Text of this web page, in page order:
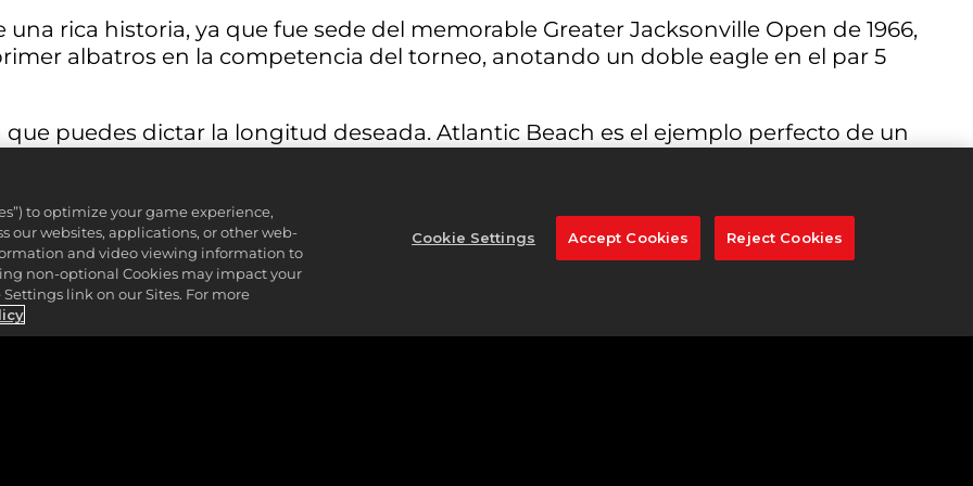
rica historia, ya que fue sede del memorable Greater Jacksonville Open de 1966,
albatros en la competencia del torneo, anotando un doble eagle en el par 5
puedes dictar la longitud deseada. Atlantic Beach es el ejemplo perfecto de un
5)
5, por su asociación con el legendario Nicklaus y el memorable golpe de 1966. De
No te dejes engañar pensando que este es un hoyo sencillo. Puede ser
de la calle desde el tee hasta el green, por lo que cualquier golpe a la izquierda
de los límites.
to optimize your game experience,
our websites, applications, or other web-
and video viewing information to
non-optional Cookies may impact your
link on our Sites. For more
Cookie Settings Accept Cookies Reject Cookies